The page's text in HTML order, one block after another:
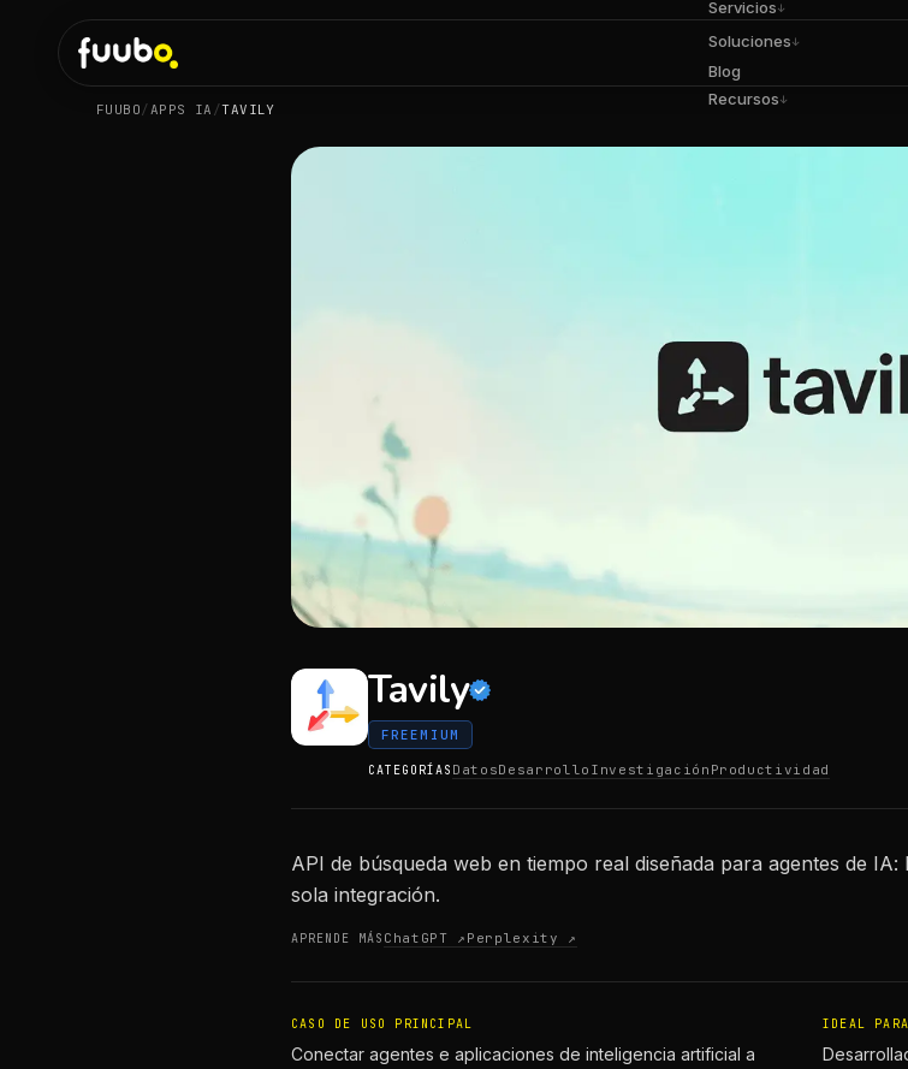
Servicios↓
Soluciones↓
Blog
Recursos↓
FUUBO/APPS IA /TAVILY
Tavily
FREEMIUM
CATEGORÍAS DatosDesarrollo Investigación Productividad
API de búsqueda web en tiempo real diseñada para agentes de
sola integración.
APRENDE MÁS ChatGPT ↗ Perplexity ↗
CASO DE USO PRINCIPAL
Conectar agentes e aplicaciones de inteligencia artificial a
IDEAL PARA